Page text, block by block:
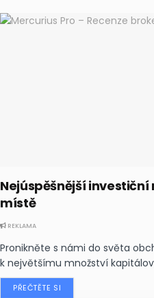
Nejúspěšnější
místě
REKLAMA
Pronikněte s námi do světa
k největšímu množství
PŘEČTĚTE SI